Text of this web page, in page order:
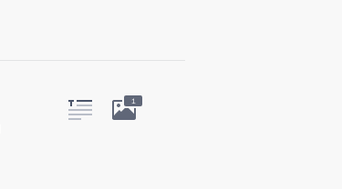
1